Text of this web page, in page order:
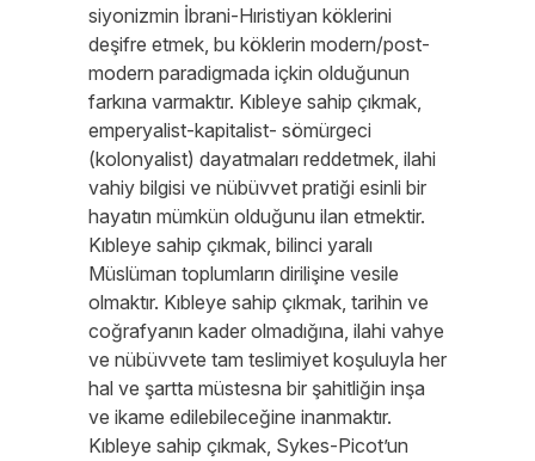
siyonizmin İbrani-Hıristiyan köklerini
deşifre etmek, bu köklerin modern/post-
modern paradigmada içkin olduğunun
farkına varmaktır. Kıbleye sahip çıkmak,
emperyalist-kapitalist- sömürgeci
(kolonyalist) dayatmaları reddetmek, ilahi
vahiy bilgisi ve nübüvvet pratiği esinli bir
hayatın mümkün olduğunu ilan etmektir.
Kıbleye sahip çıkmak, bilinci yaralı
Müslüman toplumların dirilişine vesile
olmaktır. Kıbleye sahip çıkmak, tarihin ve
coğrafyanın kader olmadığına, ilahi vahye
ve nübüvvete tam teslimiyet koşuluyla her
hal ve şartta müstesna bir şahitliğin inşa
ve ikame edilebileceğine inanmaktır.
Kıbleye sahip çıkmak, Sykes-Picot’un